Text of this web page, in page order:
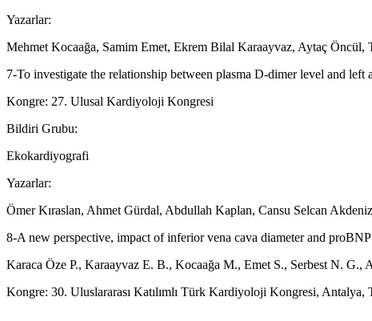
Yazarlar:
Mehmet Kocaağa, Samim Emet, Ekrem Bilal Karaayvaz, Aytaç Öncül,
7-To investigate the relationship between plasma D-dimer level and
Kongre: 27. Ulusal Kardiyoloji Kongresi
Bildiri Grubu:
Ekokardiyografi
Yazarlar:
Ömer Kıraslan, Ahmet Gürdal, Abdullah Kaplan, Cansu Selcan
8-A new perspective, impact of inferior vena cava diameter and
Karaca Öze P., Karaayvaz E. B., Kocaağa M., Emet S., Serbest N. G.,
Kongre: 30. Uluslararası Katılımlı Türk Kardiyoloji Kongresi,